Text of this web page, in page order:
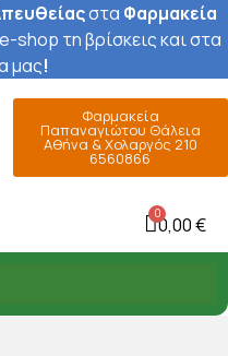
στα Φαρμακεία
shop τη βρίσκεις και στα
μας!
Φαρμακεία
Παπαναγιώτου Θάλεια
Αθήνα & Χολαργός 210
6560866
0,00 €